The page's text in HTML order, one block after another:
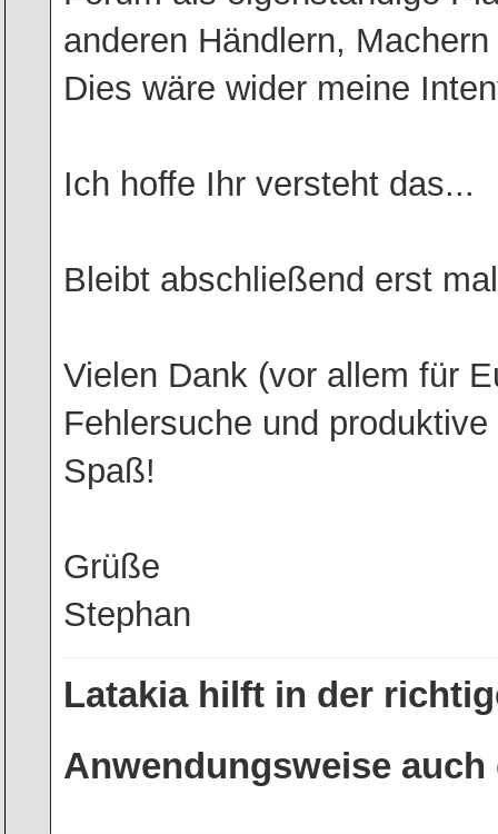
anderen Händlern,
Dies wäre wider meine
Ich hoffe Ihr versteht das...
Bleibt abschließend erst
Vielen Dank (vor allem für
Fehlersuche und
Spaß!
Grüße
Stephan
Latakia hilft in der
Anwendungsweise auch